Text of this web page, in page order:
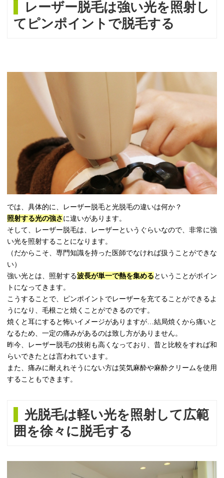
レーザー脱毛は強い光を照射し
てピンポイントで脱毛する
では、具体的に、レーザー脱毛と光脱毛の違いは何か？
照射する光の強さに違いがあります。
そして、レーザー脱毛は、レーザーというぐらいなので、非常に強
い光を照射することになります。
（だからこそ、専門知識を持った医師でなければ扱うことができな
い）
強い光とは、照射する波長が単一で熱を集めるということがポイン
トになってきます。
こうすることで、ピンポイントでレーザーを充てることができるよ
うになり、毛根ごと焼くことができるのです。
焼くと耳にすると怖いイメージがありますが…結局焼くから痛いと
なるため、一定の痛みがあるのは致し方がありません。
昨今、レーザー脱毛の技術も高くなっており、昔と比較をすれば和
らいできたとは言われています。
また、痛みに耐えれそうにない方は笑気麻酔や麻酔クリームを使用
することもできます。
光脱毛は軽い光を照射して広範
囲を徐々に脱毛する